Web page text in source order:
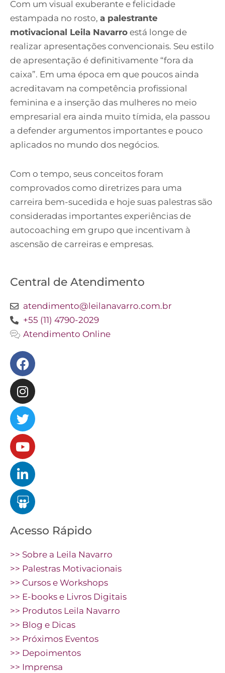
Com um visual exuberante e felicidade
estampada no rosto, a palestrante
motivacional Leila Navarro está longe de
realizar apresentações convencionais. Seu estilo
de apresentação é definitivamente “fora da
caixa”. Em uma época em que poucos ainda
acreditavam na competência profissional
feminina e a inserção das mulheres no meio
empresarial era ainda muito tímida, ela passou
a defender argumentos importantes e pouco
aplicados no mundo dos negócios.
Com o tempo, seus conceitos foram
comprovados como diretrizes para uma
carreira bem-sucedida e hoje suas palestras são
consideradas importantes experiências de
autocoaching em grupo que incentivam à
ascensão de carreiras e empresas.
Central de Atendimento
atendimento@leilanavarro.com.br
+55 (11) 4790-2029
Atendimento Online
Facebook
Instagram
Twitter
Youtube
Linkedin
Slideshare
Acesso Rápido
>> Sobre a Leila Navarro
>> Palestras Motivacionais
>> Cursos e Workshops
>> E-books e Livros Digitais
>> Produtos Leila Navarro
>> Blog e Dicas
>> Próximos Eventos
>> Depoimentos
>> Imprensa